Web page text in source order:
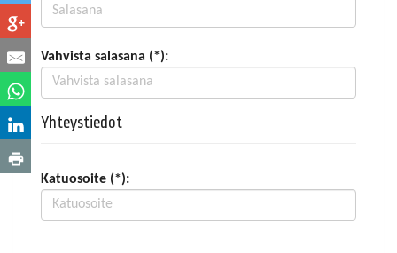
Vahvista salasana (*):
Yhteystiedot
Katuosoite (*):